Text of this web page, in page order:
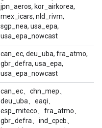
jpn_aeros, kor_airkorea,
mex_icars, nld_rivm,
sgp_nea, usa_epa,
usa_epa_nowcast
can_ec, deu_uba, fra_atmo,
gbr_defra, usa_epa,
usa_epa_nowcast
can_ec、chn_mep、
deu_uba、eaqi、
esp_miteco、fra_atmo、
gbr_defra、ind_cpcb、